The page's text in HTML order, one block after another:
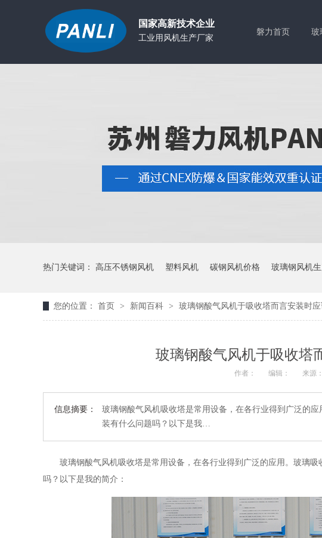
国家高新技术企业
工业用风机生产厂家
磐力首页 玻
热门关键词： 高压不锈钢风机 塑料风机 碳钢风机价格 玻璃钢风机
您的位置： 首页 > 新闻百科 > 玻璃钢酸气风机于吸收塔而言安装时
玻璃钢酸气风机于吸收塔
作者： 编辑： 来源：
信息摘要：
玻璃钢酸气风机吸收塔是常用设备，在各行业得到广泛的
装有什么问题吗？以下是我…
玻璃钢酸气风机吸收塔是常用设备，在各行业得到广泛的应用。玻璃吸
吗？以下是我的简介：